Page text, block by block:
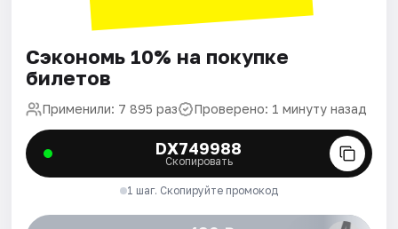
Сэкономь 10% на покупке
билетов
Применили: 7 895 раз Проверено: 1 минуту назад
DX749988
Скопировать
1 шаг. Скопируйте промокод